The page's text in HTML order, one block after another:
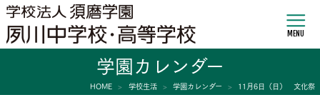
MENU
学園カレンダー
HOME 学校生活 学園カレンダー 11月6日（日） 文化祭